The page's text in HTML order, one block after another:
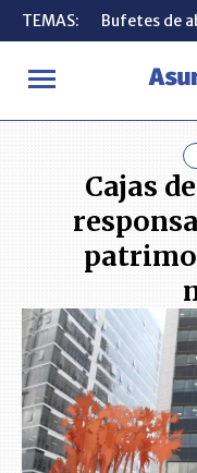
TEMAS: Bufetes de
INICIO ACTUALIDAD
TEMAS: Bufetes de
Cajas